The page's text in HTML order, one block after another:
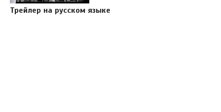
Трейлер на русском языке